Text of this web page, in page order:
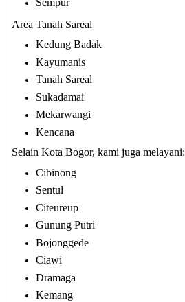
Sempur
Area Tanah Sareal
Kedung Badak
Kayumanis
Tanah Sareal
Sukadamai
Mekarwangi
Kencana
Selain Kota Bogor, kami juga melayani:
Cibinong
Sentul
Citeureup
Gunung Putri
Bojonggede
Ciawi
Dramaga
Kemang